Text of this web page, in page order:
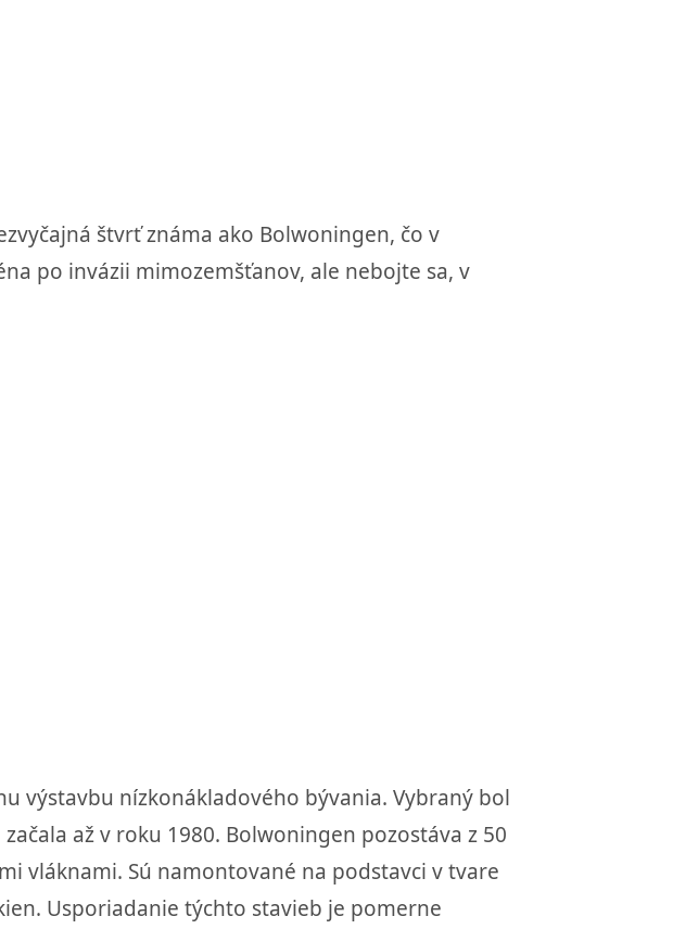
štvrť známa ako Bolwoningen, čo v
po invázii mimozemšťanov, ale nebojte sa, v
výstavbu nízkonákladového bývania. Vybraný bol
až v roku 1980. Bolwoningen pozostáva z 50
vláknami. Sú namontované na podstavci v tvare
Usporiadanie týchto stavieb je pomerne